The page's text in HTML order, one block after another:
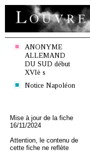
ANONYME
ALLEMAND
DU SUD début
XVIè s
Notice Napoléon
Mise à jour de la fiche
16/11/2024
Attention, le contenu de
cette fiche ne reflète